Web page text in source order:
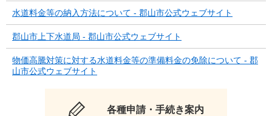
水道料金等の納入方法について - 郡山市公式ウェブサイト
郡山市上下水道局 - 郡山市公式ウェブサイト
物価高騰対策に対する水道料金等の準備料金の免除について - 郡
山市公式ウェブサイト
各種申請・手続き案内